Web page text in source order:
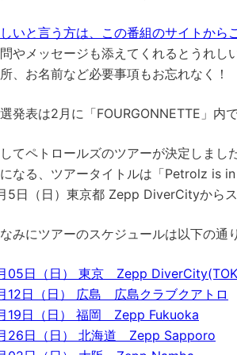
いと言う方は、この番組のサイトから
やメッセージも添えてくれるとうれし
、お名前など必要事項もお忘れなく！
発表は2月に「FOURGONNETTE」内
てペトロールズのツアーが決定しまし
なる、ツアータイトルは「Petrolz is
5日（日）東京都 Zepp DiverCityからス
みにツアーのスケジュールは以下の通り
05日（日） 東京 Zepp
12日（日） 広島 広島クラブクアトロ
19日（日） 福岡 Zepp Fukuoka
26日（日） 北海道 Zepp Sapporo